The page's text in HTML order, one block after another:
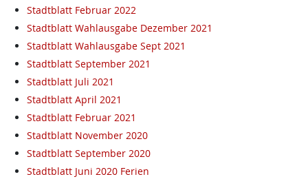
Stadtblatt Februar 2022
Stadtblatt Wahlausgabe Dezember 2021
Stadtblatt Wahlausgabe Sept 2021
Stadtblatt September 2021
Stadtblatt Juli 2021
Stadtblatt April 2021
Stadtblatt Februar 2021
Stadtblatt November 2020
Stadtblatt September 2020
Stadtblatt Juni 2020 Ferien